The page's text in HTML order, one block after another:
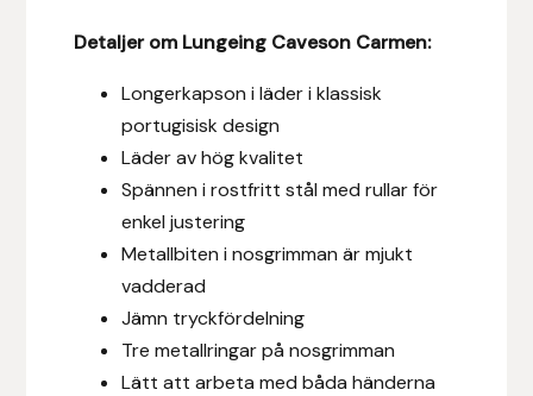
Detaljer om Lungeing Caveson Carmen:
Longerkapson i läder i klassisk
portugisisk design
Läder av hög kvalitet
Spännen i rostfritt stål med rullar för
enkel justering
Metallbiten i nosgrimman är mjukt
vadderad
Jämn tryckfördelning
Tre metallringar på nosgrimman
Lätt att arbeta med båda händerna
Epona bokförlag
Equality Line
EQUES | KINGSLAND
Eric LeTixerant